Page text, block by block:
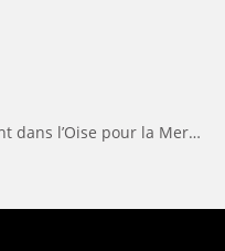
l’Oise pour la Mer de Sable